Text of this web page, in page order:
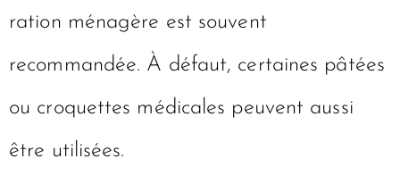
ration ménagère est souvent
recommandée. À défaut, certaines pâtées
ou croquettes médicales peuvent aussi
être utilisées.